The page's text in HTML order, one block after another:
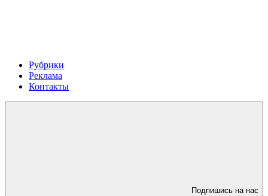
Рубрики
Реклама
Контакты
Подпишись на нас